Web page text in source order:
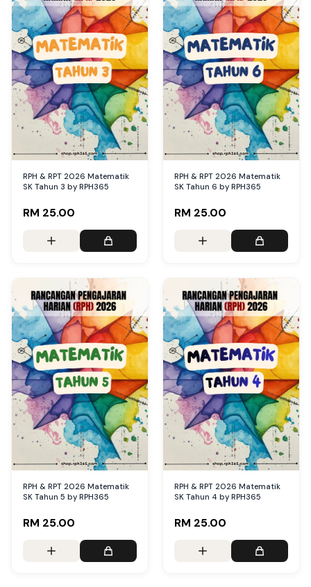
RPH & RPT 2026 Matematik
SK Tahun 3 by RPH365
RM 25.00
RPH & RPT 2026 Matematik
SK Tahun 6 by RPH365
RM 25.00
RPH & RPT 2026 Matematik
SK Tahun 5 by RPH365
RM 25.00
RPH & RPT 2026 Matematik
SK Tahun 4 by RPH365
RM 25.00